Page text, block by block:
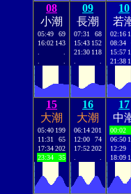
08
小潮
05:49
69
16:02 143
09
長潮
07:31
68
15:43 152
21:30 118
10
若
02:16
08:34
15:57
21:38
15
大潮
05:40 199
11:31
65
17:34202
23:34
35
16
大潮
06:14201
12:00
74
17:52202
17
中
00:02
06:50
12:29
18:09